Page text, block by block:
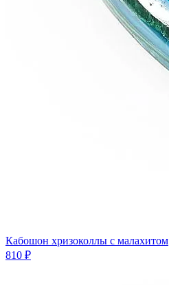
Кабошон хризоколлы с малахитом
810 ₽